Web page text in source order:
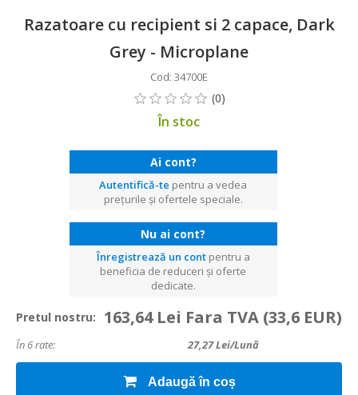
Razatoare cu recipient si 2 capace, Dark
Grey - Microplane
Cod: 34700E
În stoc
Ai cont?
Autentifică-te pentru a vedea
prețurile și ofertele speciale.
Nu ai cont?
Înregistrează un contpentru a
beneficia de reduceri și oferte
dedicate.
Pretul nostru: 163,64 Lei Fara TVA (33,6 EUR)
În 6 rate: 27,27Lei/lună
Adaugă în coș